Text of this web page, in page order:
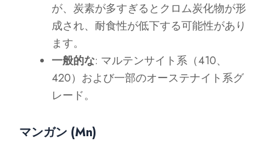
が、炭素が多すぎるとクロム炭化物が形
成され、耐食性が低下する可能性があり
ます。
一般的な: マルテンサイト系（410、
420）および一部のオーステナイト系グ
レード。
マンガン (Mn)